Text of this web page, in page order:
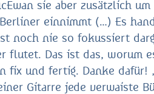
sie aber zusätzlich
einnimmt (…) Es
noch nie so fokussiert
flutet. Das ist das, worum
fix und fertig. Danke
Gitarre jede verwaiste